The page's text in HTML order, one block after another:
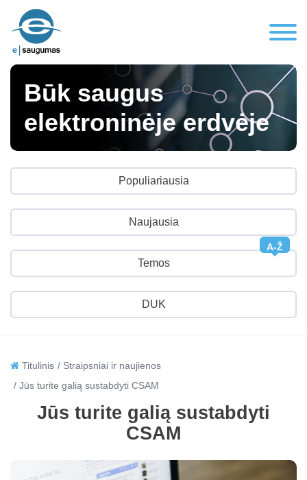
Būk saugus
elektroninėje erdvėje
Populiariausia
Naujausia
Temos
A-Ž
DUK
Titulinis
Straipsniai ir naujienos
Jūs turite galią sustabdyti CSAM
Jūs turite galią sustabdyti
CSAM